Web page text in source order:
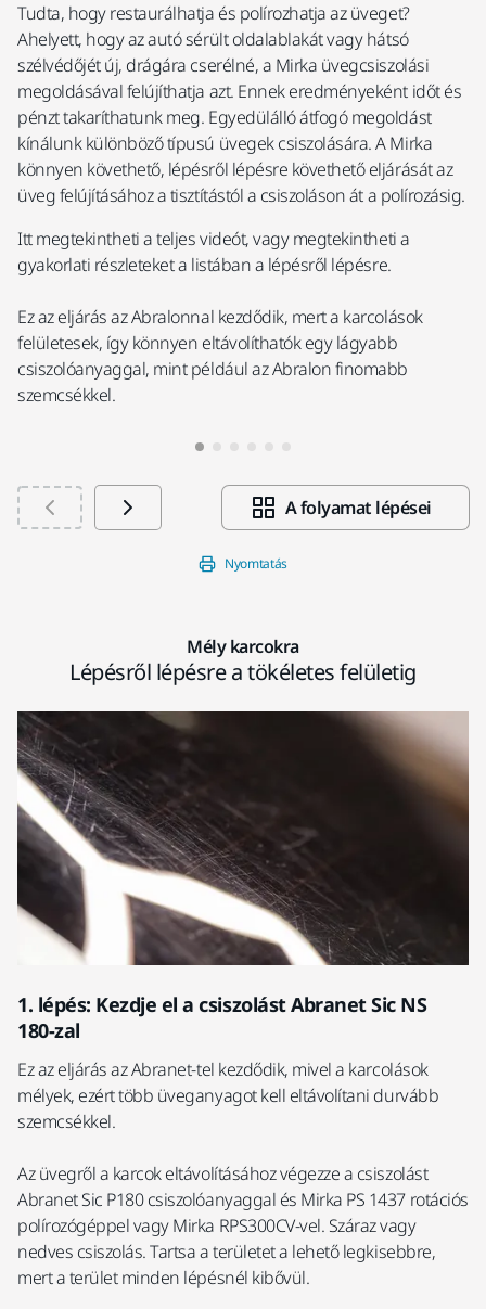
Tudta, hogy restaurálhatja és polírozhatja az üveget?
Ahelyett, hogy az autó sérült oldalablakát vagy hátsó
szélvédőjét új, drágára cserélné, a Mirka üvegcsiszolási
megoldásával felújíthatja azt. Ennek eredményeként időt és
pénzt takaríthatunk meg. Egyedülálló átfogó megoldást
kínálunk különböző típusú üvegek csiszolására. A Mirka
könnyen követhető, lépésről lépésre követhető eljárását az
üveg felújításához a tisztítástól a csiszoláson át a polírozásig.
Itt megtekintheti a teljes videót, vagy megtekintheti a
gyakorlati részleteket a listában a lépésről lépésre.
Ez az eljárás az Abralonnal kezdődik, mert a karcolások
felületesek, így könnyen eltávolíthatók egy lágyabb
csiszolóanyaggal, mint például az Abralon finomabb
szemcsékkel.
A folyamat lépései
Nyomtatás
Mély karcokra
Lépésről lépésre a tökéletes felületig
1. lépés: Kezdje el a csiszolást Abranet Sic NS
180-zal
Ez az eljárás az Abranet-tel kezdődik, mivel a karcolások
mélyek, ezért több üveganyagot kell eltávolítani durvább
szemcsékkel.
Az üvegről a karcok eltávolításához végezze a csiszolást
Abranet Sic P180 csiszolóanyaggal és Mirka PS 1437 rotációs
polírozógéppel vagy Mirka RPS300CV-vel. Száraz vagy
nedves csiszolás. Tartsa a területet a lehető legkisebbre,
mert a terület minden lépésnél kibővül.